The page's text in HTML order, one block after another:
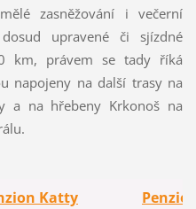
zasněžování i večerní
upravené či sjízdné
km, právem se tady říká
napojeny na další trasy na
a na hřebeny Krkonoš na
Katty